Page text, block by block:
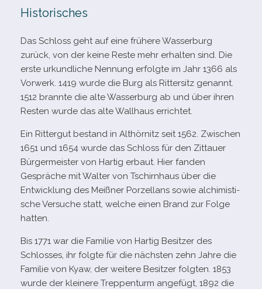
Historisches
Das Schloss geht auf eine frü­here Wasserburg
zurück, von der keine Reste mehr erhal­ten sind. Die
erste urkund­li­che Nennung erfolgte im Jahr 1366 als
Vorwerk. 1419 wurde die Burg als Rittersitz genannt.
1512 brannte die alte Wasserburg ab und über ihren
Resten wurde das alte Wallhaus errichtet.
Ein Rittergut bestand in Althörnitz seit 1562. Zwischen
1651 und 1654 wurde das Schloss für den Zittauer
Bürgermeister von Hartig erbaut. Hier fan­den
Gespräche mit Walter von Tschirnhaus über die
Entwicklung des Meißner Porzellans sowie alchi­mis­ti­
sche Versuche statt, wel­che einen Brand zur Folge
hatten.
Bis 1771 war die Familie von Hartig Besitzer des
Schlosses, ihr folgte für die nächs­ten zehn Jahre die
Familie von Kyaw, der wei­tere Besitzer folg­ten. 1853
wurde der klei­nere Treppenturm ange­fügt, 1892 die